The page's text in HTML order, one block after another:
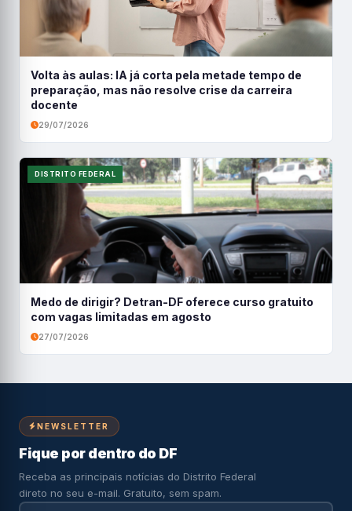
Volta às aulas: IA já corta pela metade tempo de
preparação, mas não resolve crise da carreira
docente
29/07/2026
DISTRITO FEDERAL
Medo de dirigir? Detran-DF oferece curso gratuito
com vagas limitadas em agosto
27/07/2026
NEWSLETTER
Fique por dentro do DF
Receba as principais notícias do Distrito Federal
direto no seu e-mail. Gratuito, sem spam.